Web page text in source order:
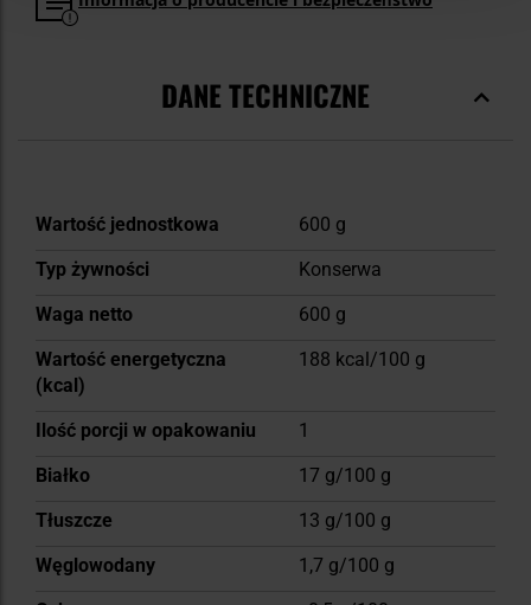
DANE TECHNICZNE
Więcej
Wartość jednostkowa
600 g
Typ żywności
Konserwa
Waga netto
600 g
Wartość energetyczna
(kcal)
188 kcal/100 g
Ilość porcji w opakowaniu
1
Białko
17 g/100 g
Tłuszcze
13 g/100 g
Węglowodany
1,7 g/100 g